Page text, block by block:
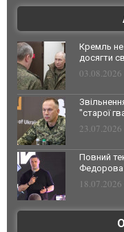
Кремль не
досягти
"старої
Повний
Федорова